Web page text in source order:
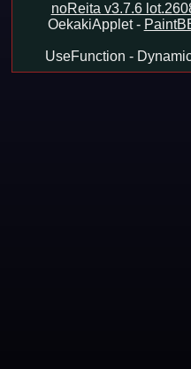
noReita v3.7.6
OekakiApplet -
UseFunction -